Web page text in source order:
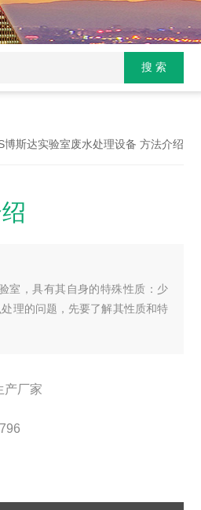
斯达实验室废水处理设备 方法介绍
室，具有其自身的特殊性质：少
理的问题，先要了解其性质和特
产厂家